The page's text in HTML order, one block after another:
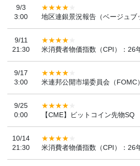
9/3
3:00
地区連銀景況報告（ベージュブ
9/11
21:30
米消費者物価指数（CPI）：26
9/17
3:00
米連邦公開市場委員会（FOMC
9/25
0:00
【CME】ビットコイン先物SQ
10/14
21:30
米消費者物価指数（CPI）：26